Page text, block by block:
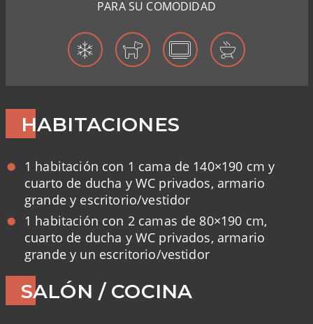
PARA SU COMODIDAD
HABITACIONES
1 habitación con 1 cama de 140×190 cm y
cuarto de ducha y WC privados, armario
grande y escritorio/vestidor
1 habitación con 2 camas de 80×190 cm,
cuarto de ducha y WC privados, armario
grande y un escritorio/vestidor
SALÓN / COCINA